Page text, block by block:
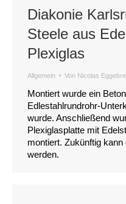
Diakonie
Steele aus
Plexiglas
Allgemein Von Nicolas
Montiert wurde ein
Edlestahlrundrohr-
wurde. Anschließend
Plexiglasplatte mit
montiert. Zukünftig
werden.